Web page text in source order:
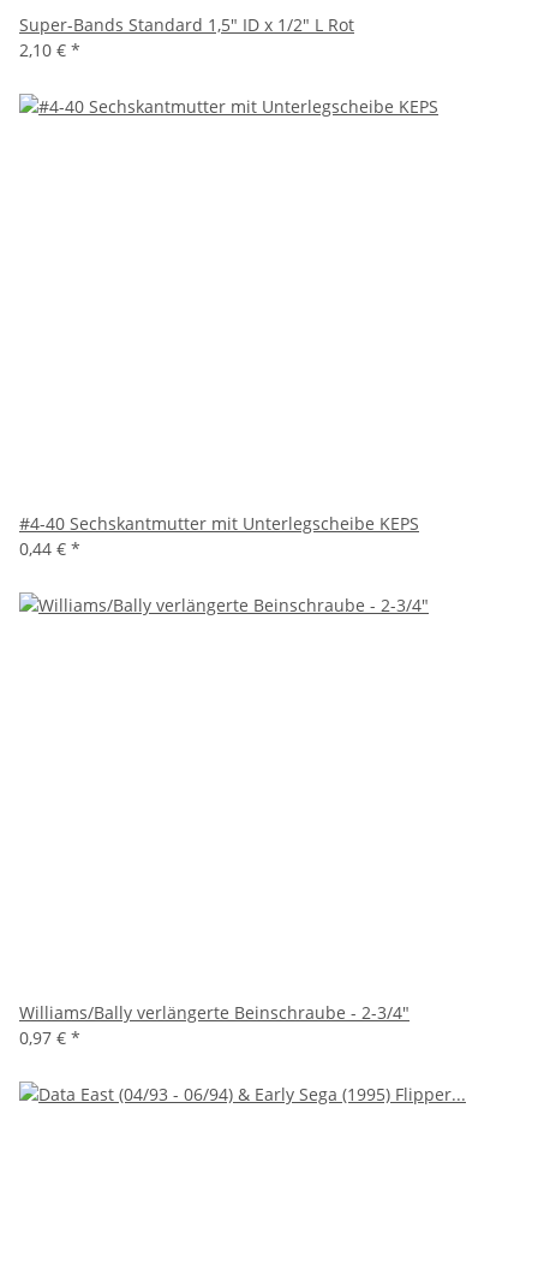
Super-Bands Standard 1,5" ID x 1/2" L Rot
2,10 € *
#4-40 Sechskantmutter mit Unterlegscheibe KEPS
0,44 € *
Williams/Bally verlängerte Beinschraube - 2-3/4"
0,97 € *